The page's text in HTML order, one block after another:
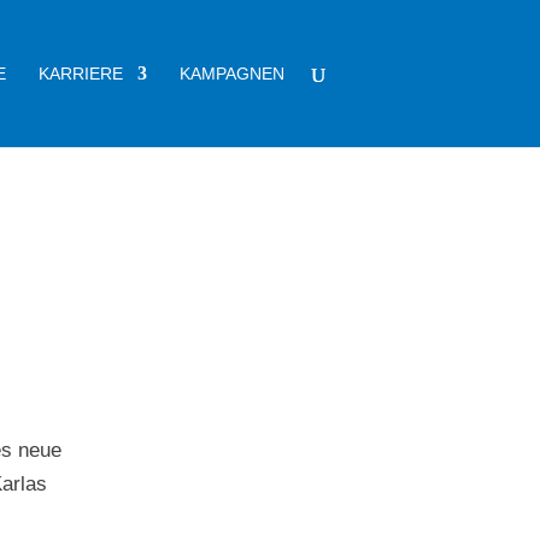
KARRIERE KAMPAGNEN
neue